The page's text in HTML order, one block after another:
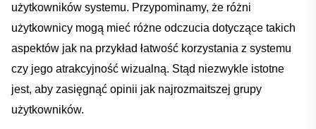
użytkowników systemu. ⁣Przypominamy, że różni
użytkownicy mogą mieć różne odczucia⁤ dotyczące takich
aspektów jak na przykład‌ łatwość korzystania z⁢ systemu‌
czy jego atrakcyjność wizualną. Stąd niezwykle istotne
jest, aby zasięgnąć opinii jak najrozmaitszej grupy
użytkowników.